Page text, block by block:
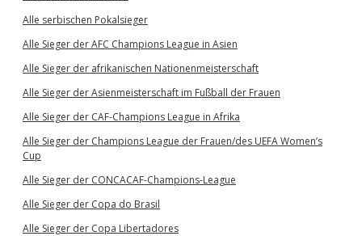
Alle serbischen Pokalsieger
Alle Sieger der AFC Champions League in Asien
Alle Sieger der afrikanischen Nationenmeisterschaft
Alle Sieger der Asienmeisterschaft im Fußball der Frauen
Alle Sieger der CAF-Champions League in Afrika
Alle Sieger der Champions League der Frauen/des UEFA Women’s
Cup
Alle Sieger der CONCACAF-Champions-League
Alle Sieger der Copa do Brasil
Alle Sieger der Copa Libertadores